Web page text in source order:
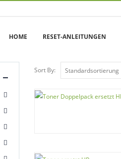
HOME RESET-ANLEITUNGEN
Sort By: